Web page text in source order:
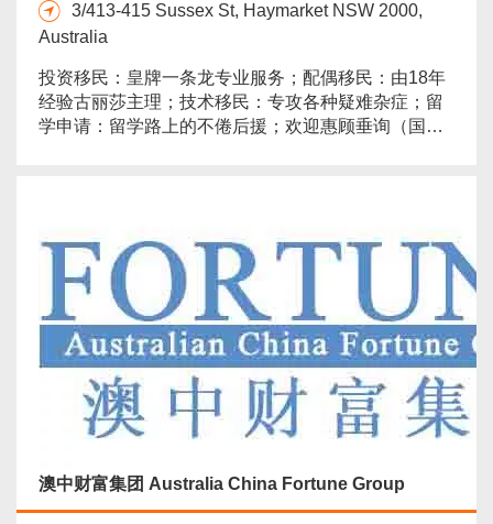
3/413-415 Sussex St, Haymarket NSW 2000,
Australia
投资移民：皇牌一条龙专业服务；配偶移民：由18年
经验古丽莎主理；技术移民：专攻各种疑难杂症；留
学申请：留学路上的不倦后援；欢迎惠顾垂询（国
澳中财富集团 Australia China Fortune Group